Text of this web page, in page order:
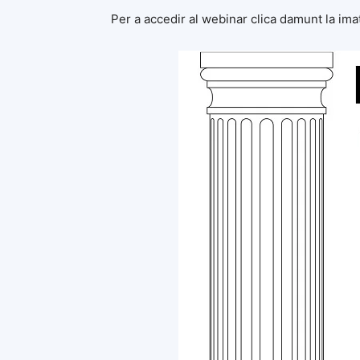
Per a accedir al webinar clica damunt la